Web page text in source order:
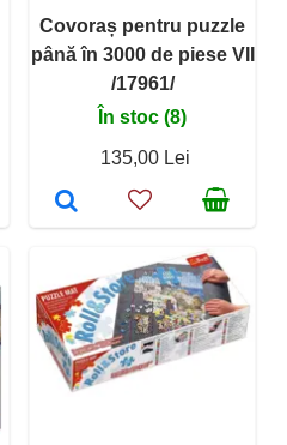
Covoraș pentru puzzle
până în 3000 de piese VII
/17961/
În stoc (8)
135,00 Lei